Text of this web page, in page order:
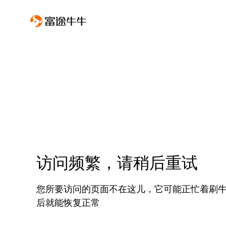
访问频繁，请稍后重试
您所要访问的页面不在这儿，它可能正忙着刷
后就能恢复正常